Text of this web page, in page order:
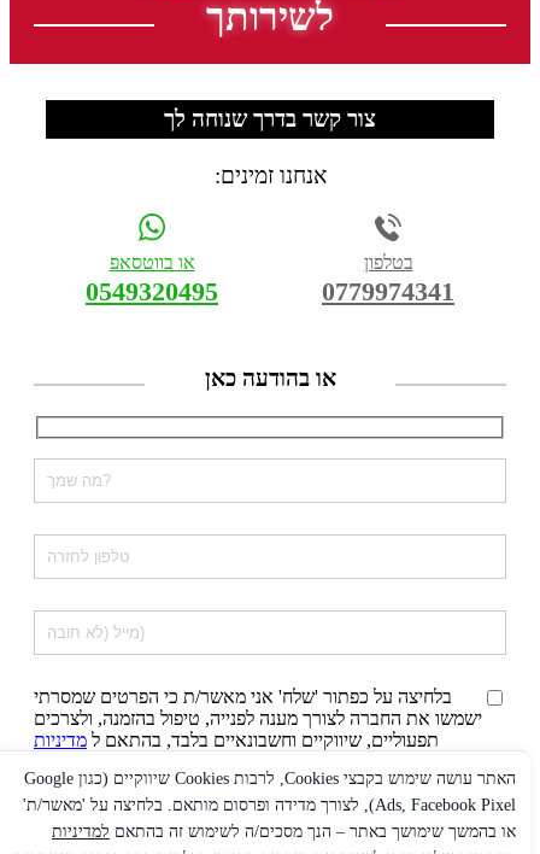
האתר עושה שימוש בקבצי Cookies, לרבות Cookies שיווקיים (כגון Google
Ads, Facebook Pixel), לצורך מדידה ופרסום מותאם. בלחיצה על 'מאשר/ת'
או בהמשך שימושך באתר – הנך מסכים/ה לשימוש זה בהתאם למדיניות
לשירותך
צור קשר בדרך שנוחה לך
אנחנו זמינים:
בטלפון
0779974341
או בווטסאפ
0549320495
או בהודעה כאן
בלחיצה על כפתור 'שלח' אני מאשר/ת כי הפרטים שמסרתי
ישמשו את החברה לצורך מענה לפנייה, טיפול בהזמנה, ולצרכים
תפעוליים, שיווקיים וחשבונאיים בלבד, בהתאם ל מדיניות